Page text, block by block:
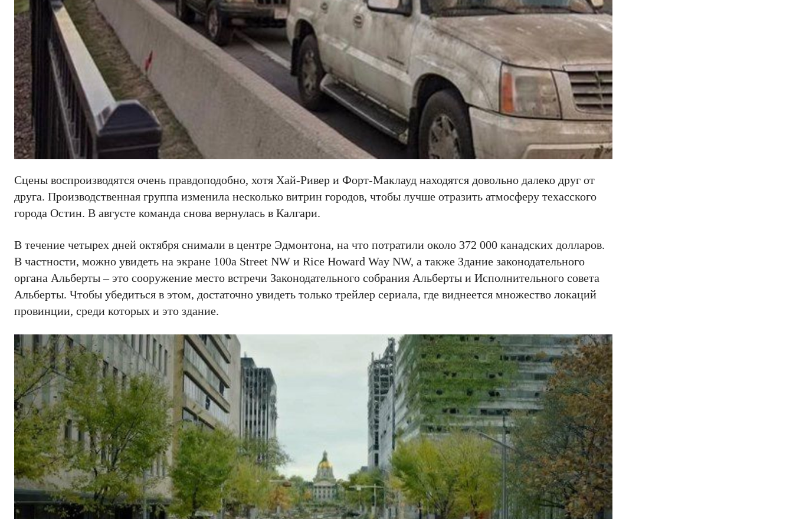
Сцены воспроизводятся очень правдоподобно, хотя Хай-Ривер и Форт-Маклауд находятся довольно далеко друг от
друга. Производственная группа изменила несколько витрин городов, чтобы лучше отразить атмосферу техасского
города Остин. В августе команда снова вернулась в Калгари.
В течение четырех дней октября снимали в центре Эдмонтона, на что потратили около 372 000 канадских долларов.
В частности, можно увидеть на экране 100a Street NW и Rice Howard Way NW, а также Здание законодательного
органа Альберты – это сооружение место встречи Законодательного собрания Альберты и Исполнительного совета
Альберты. Чтобы убедиться в этом, достаточно увидеть только трейлер сериала, где виднеется множество локаций
провинции, среди которых и это здание.